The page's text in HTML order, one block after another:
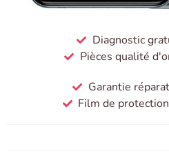
Diagnostic
Pièces qualité
Garantie
Film de